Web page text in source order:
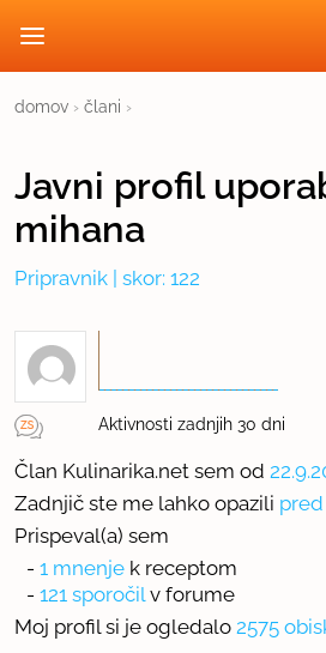
domov › člani ›
Javni profil
mihana
Pripravnik | skor: 122
Aktivnosti zadnjih 30 dni
Član Kulinarika.net sem od
Zadnjič ste me lahko opazili pred
Prispeval(a) sem
- 1 mnenje k receptom
- 121 sporočil v forume
Moj profil si je ogledalo 2575